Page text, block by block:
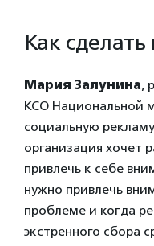
Как сделать
Мария Залунина,
КСО Национальной
социальную
организация хочет
привлечь к себе
нужно привлечь
проблеме и когда
экстренного сбора